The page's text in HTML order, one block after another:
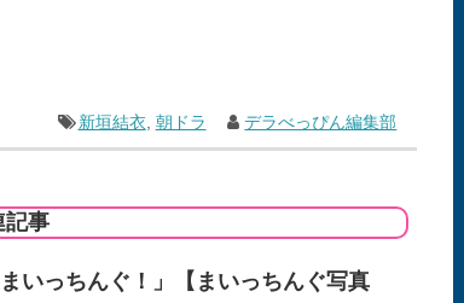
新垣結衣, 朝ドラ デラべっぴん編集部
記事
いっちんぐ！」【まいっちんぐ写真